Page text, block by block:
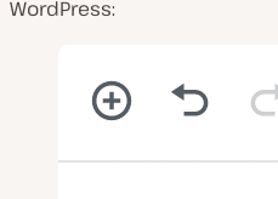
WordPress: